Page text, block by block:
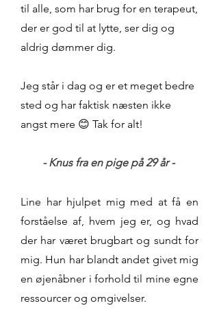
til alle, som har brug for en terapeut,
der er god til at lytte, ser dig og
aldrig dømmer dig.
Jeg står i dag og er et meget bedre
sted og har faktisk næsten ikke
angst mere 😊 Tak for alt!
- Knus fra en pige på 29 år -
Line har hjulpet mig med at få en
forståelse af, hvem jeg er, og hvad
der har været brugbart og sundt for
mig. Hun har blandt andet givet mig
en øjenåbner i forhold til mine egne
ressourcer og omgivelser.